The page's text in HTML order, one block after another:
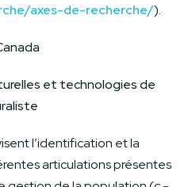
axes-de-recherche/).
et technologies de
l’identification et la
articulations présentes